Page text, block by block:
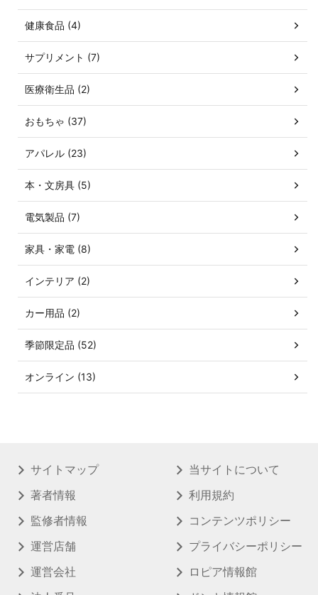
健康食品 (4)
サプリメント (7)
医療衛生品 (2)
おもちゃ (37)
アパレル (23)
本・文房具 (5)
電気製品 (7)
家具・家電 (8)
インテリア (2)
カー用品 (2)
季節限定品 (52)
オンライン (13)
サイトマップ
著者情報
監修者情報
運営店舗
運営会社
当サイトについて
利用規約
コンテンツポリシー
プライバシーポリシー
ロピア情報館